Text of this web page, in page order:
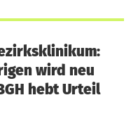
wird neu
hebt Urteil